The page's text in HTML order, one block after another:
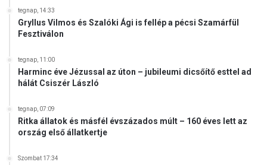
tegnap, 14:33
Gryllus Vilmos és Szalóki Ági is fellép a pécsi Szamárfül
Fesztiválon
tegnap, 11:00
Harminc éve Jézussal az úton – jubileumi dicsőítő esttel ad
hálát Csiszér László
tegnap, 07:09
Ritka állatok és másfél évszázados múlt – 160 éves lett az
ország első állatkertje
Szombat 17:34